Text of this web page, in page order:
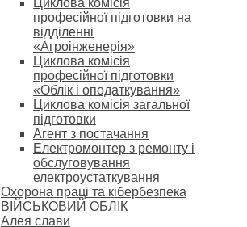
Циклова комісія
професійної підготовки на
відділенні
«Агроінженерія»
Циклова комісія
професійної підготовки
«Облік і оподаткування»
Циклова комісія загальної
підготовки
Агент з постачання
Електромонтер з ремонту і
обслуговування
електроустаткування
Охорона праці та кібербезпека
ВІЙСЬКОВИЙ ОБЛІК
Алея слави